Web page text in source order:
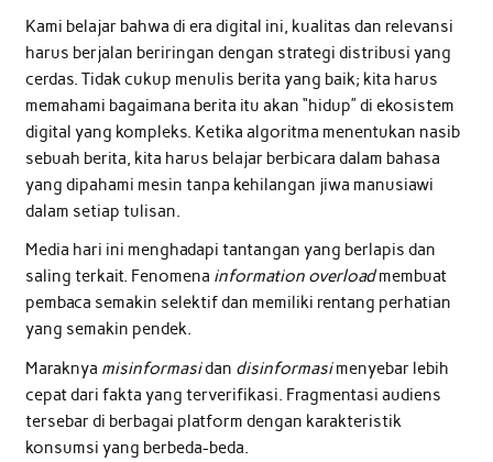
Kami belajar bahwa di era digital ini, kualitas dan relevansi
harus berjalan beriringan dengan strategi distribusi yang
cerdas. Tidak cukup menulis berita yang baik; kita harus
memahami bagaimana berita itu akan “hidup” di ekosistem
digital yang kompleks. Ketika algoritma menentukan nasib
sebuah berita, kita harus belajar berbicara dalam bahasa
yang dipahami mesin tanpa kehilangan jiwa manusiawi
dalam setiap tulisan.
Media hari ini menghadapi tantangan yang berlapis dan
saling terkait. Fenomena information overloadmembuat
pembaca semakin selektif dan memiliki rentang perhatian
yang semakin pendek.
Maraknya misinformasidan disinformasimenyebar lebih
cepat dari fakta yang terverifikasi. Fragmentasi audiens
tersebar di berbagai platform dengan karakteristik
konsumsi yang berbeda-beda.